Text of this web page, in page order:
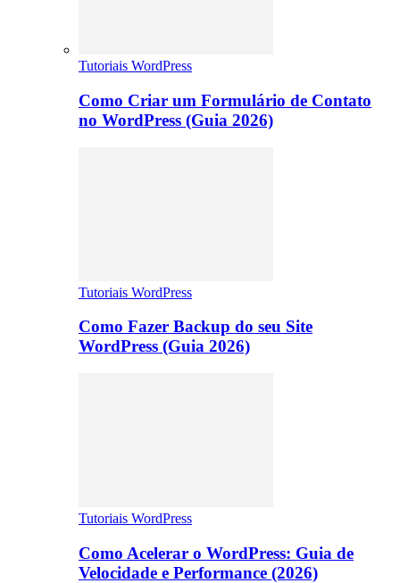
Tutoriais WordPress
Como Criar um Formulário de Contato
no WordPress (Guia 2026)
Tutoriais WordPress
Como Fazer Backup do seu Site
WordPress (Guia 2026)
Tutoriais WordPress
Como Acelerar o WordPress: Guia de
Velocidade e Performance (2026)